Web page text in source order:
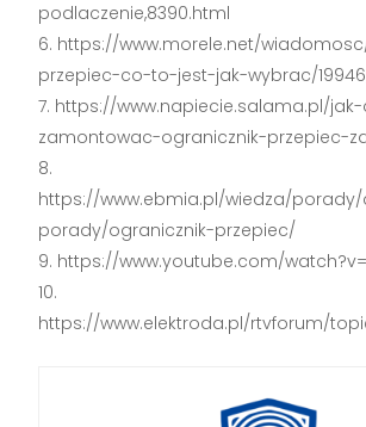
podlaczenie,8390.html
https://www.morele.net/
przepiec-co-to-jest-jak-wybrac/
https://www.napiecie.salama.pl/
zamontowac-ogranicznik-przepiec-
https://www.ebmia.pl/wiedza/
porady/ogranicznik-przepiec/
https://www.youtube.com/
https://www.elektroda.pl/rtvforum/